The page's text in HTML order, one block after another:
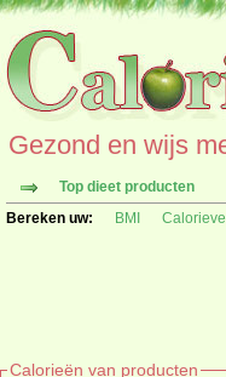
Gezond en wijs
Top dieet producten
Bereken uw:
BMI
Calorieën van producten